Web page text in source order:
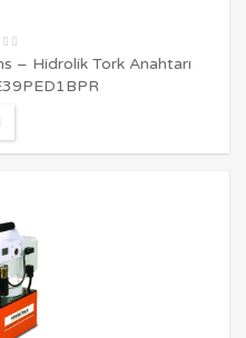
– Hidrolik Tork Anahtarı